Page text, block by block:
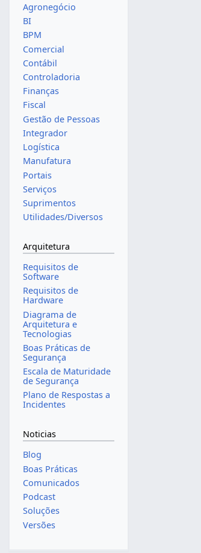
Agronegócio
BI
BPM
Comercial
Contábil
Controladoria
Finanças
Fiscal
Gestão de Pessoas
Integrador
Logística
Manufatura
Portais
Serviços
Suprimentos
Utilidades/Diversos
Arquitetura
Requisitos de
Software
Requisitos de
Hardware
Diagrama de
Arquitetura e
Tecnologias
Boas Práticas de
Segurança
Escala de Maturidade
de Segurança
Plano de Respostas a
Incidentes
Noticias
Blog
Boas Práticas
Comunicados
Podcast
Soluções
Versões